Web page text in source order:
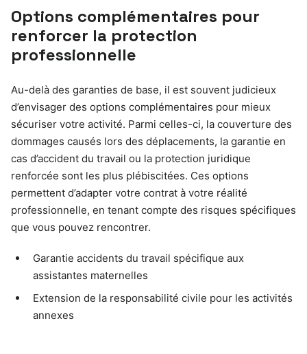
Options complémentaires pour
renforcer la protection
professionnelle
Au-delà des garanties de base, il est souvent judicieux
d’envisager des options complémentaires pour mieux
sécuriser votre activité. Parmi celles-ci, la couverture des
dommages causés lors des déplacements, la garantie en
cas d’accident du travail ou la protection juridique
renforcée sont les plus plébiscitées. Ces options
permettent d’adapter votre contrat à votre réalité
professionnelle, en tenant compte des risques spécifiques
que vous pouvez rencontrer.
Garantie accidents du travail spécifique aux
assistantes maternelles
Extension de la responsabilité civile pour les activités
annexes